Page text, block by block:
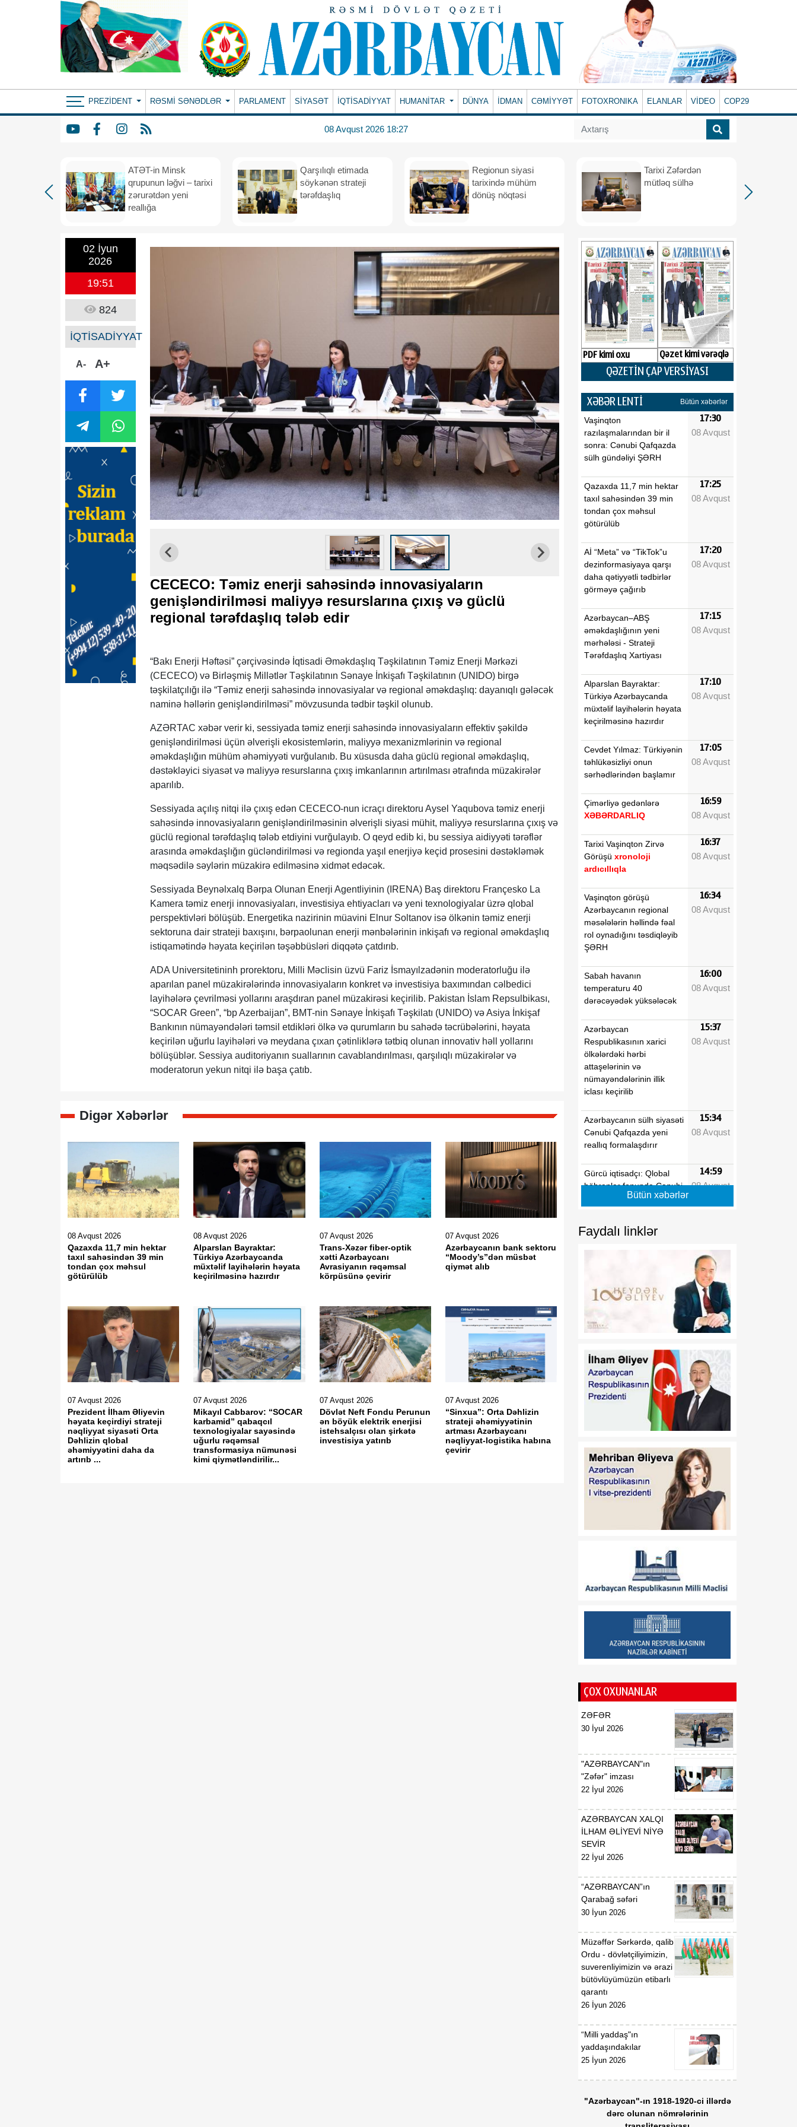
PREZIDENT RƏSMI SƏNƏDLƏR PARLAMENT SİYASƏT İQTİSADİYYAT HUMANITAR DÜNYA İDMAN CƏMİYYƏT FOTOXRONIKA ELANLAR VİDEO COP29
08 Avqust 2026 18:27
ATƏT-in Minsk
qrupunun ləğvi – tarixi
zərurətdən yeni
reallığa
Qarşılıqlı etimada
söykənən strateji
tərəfdaşlıq
Regionun siyasi
tarixində mühüm
dönüş nöqtəsi
Tarixi Zəfərdən
mütləq sülhə
02 İyun
2026
19:51
824
İQTİSADİYYAT
A- A+
CECECO: Təmiz enerji sahəsində innovasiyaların
genişləndirilməsi maliyyə resurslarına çıxış və güclü
regional tərəfdaşlıq tələb edir
“Bakı Enerji Həftəsi” çərçivəsində İqtisadi Əməkdaşlıq Təşkilatının Təmiz Enerji Mərkəzi
(CECECO) və Birləşmiş Millətlər Təşkilatının Sənaye İnkişafı Təşkilatının (UNIDO) birgə
təşkilatçılığı ilə “Təmiz enerji sahəsində innovasiyalar və regional əməkdaşlıq: dayanıqlı gələcək
naminə həllərin genişləndirilməsi” mövzusunda tədbir təşkil olunub.
AZƏRTAC xəbər verir ki, sessiyada təmiz enerji sahəsində innovasiyaların effektiv şəkildə
genişləndirilməsi üçün əlverişli ekosistemlərin, maliyyə mexanizmlərinin və regional
əməkdaşlığın mühüm əhəmiyyəti vurğulanıb. Bu xüsusda daha güclü regional əməkdaşlıq,
dəstəkləyici siyasət və maliyyə resurslarına çıxış imkanlarının artırılması ətrafında müzakirələr
aparılıb.
Sessiyada açılış nitqi ilə çıxış edən CECECO-nun icraçı direktoru Aysel Yaqubova təmiz enerji
sahəsində innovasiyaların genişləndirilməsinin əlverişli siyasi mühit, maliyyə resurslarına çıxış və
güclü regional tərəfdaşlıq tələb etdiyini vurğulayıb. O qeyd edib ki, bu sessiya aidiyyəti tərəflər
arasında əməkdaşlığın gücləndirilməsi və regionda yaşıl enerjiyə keçid prosesini dəstəkləmək
məqsədilə səylərin müzakirə edilməsinə xidmət edəcək.
Sessiyada Beynəlxalq Bərpa Olunan Enerji Agentliyinin (IRENA) Baş direktoru Françesko La
Kamera təmiz enerji innovasiyaları, investisiya ehtiyacları və yeni texnologiyalar üzrə qlobal
perspektivləri bölüşüb. Energetika nazirinin müavini Elnur Soltanov isə ölkənin təmiz enerji
sektoruna dair strateji baxışını, bərpaolunan enerji mənbələrinin inkişafı və regional əməkdaşlıq
istiqamətində həyata keçirilən təşəbbüsləri diqqətə çatdırıb.
ADA Universitetininh prorektoru, Milli Məclisin üzvü Fariz İsmayılzadənin moderatorluğu ilə
aparılan panel müzakirələrində innovasiyaların konkret və investisiya baxımından cəlbedici
layihələrə çevrilməsi yollarını araşdıran panel müzakirəsi keçirilib. Pakistan İslam Repsulbikası,
“SOCAR Green”, “bp Azerbaijan”, BMT-nin Sənaye İnkişafı Təşkilatı (UNIDO) və Asiya İnkişaf
Bankının nümayəndələri təmsil etdikləri ölkə və qurumların bu sahədə təcrübələrini, həyata
keçirilən uğurlu layihələri və meydana çıxan çətinliklərə tətbiq olunan innovativ həll yollarını
bölüşüblər. Sessiya auditoriyanın suallarının cavablandırılması, qarşılıqlı müzakirələr və
moderatorun yekun nitqi ilə başa çatıb.
Digər Xəbərlər
08 Avqust 2026
Qazaxda 11,7 min hektar
taxıl sahəsindən 39 min
tondan çox məhsul
götürülüb
08 Avqust 2026
Alparslan Bayraktar:
Türkiyə Azərbaycanda
müxtəlif layihələrin həyata
keçirilməsinə hazırdır
07 Avqust 2026
Trans-Xəzər fiber-optik
xətti Azərbaycanı
Avrasiyanın rəqəmsal
körpüsünə çevirir
07 Avqust 2026
Azərbaycanın bank sektoru
“Moody’s”dən müsbət
qiymət alıb
07 Avqust 2026
Prezident İlham Əliyevin
həyata keçirdiyi strateji
nəqliyyat siyasəti Orta
Dəhlizin qlobal
əhəmiyyətini daha da
artırıb ...
07 Avqust 2026
Mikayıl Cabbarov: “SOCAR
karbamid” qabaqcıl
texnologiyalar sayəsində
uğurlu rəqəmsal
transformasiya nümunəsi
kimi qiymətləndirilir...
07 Avqust 2026
Dövlət Neft Fondu Perunun
ən böyük elektrik enerjisi
istehsalçısı olan şirkətə
investisiya yatırıb
07 Avqust 2026
“Sinxua”: Orta Dəhlizin
strateji əhəmiyyətinin
artması Azərbaycanı
nəqliyyat-logistika habına
çevirir
PDF kimi oxu Qəzet kimi vərəqlə
QƏZETİN ÇAP VERSİYASI
XƏBƏR LENTİ Bütün xəbərlər
Vaşinqton
razılaşmalarından bir il
sonra: Cənubi Qafqazda
sülh gündəliyi ŞƏRH
17:30
08 Avqust
Qazaxda 11,7 min hektar
taxıl sahəsindən 39 min
tondan çox məhsul
götürülüb
17:25
08 Avqust
Aİ “Meta” və “TikTok”u
dezinformasiyaya qarşı
daha qətiyyətli tədbirlər
görməyə çağırıb
17:20
08 Avqust
Azərbaycan–ABŞ
əməkdaşlığının yeni
mərhələsi - Strateji
Tərəfdaşlıq Xartiyası
17:15
08 Avqust
Alparslan Bayraktar:
Türkiyə Azərbaycanda
müxtəlif layihələrin həyata
keçirilməsinə hazırdır
17:10
08 Avqust
Cevdet Yılmaz: Türkiyənin
təhlükəsizliyi onun
sərhədlərindən başlamır
17:05
08 Avqust
Çimərliyə gedənlərə
XƏBƏRDARLIQ
16:59
08 Avqust
Tarixi Vaşinqton Zirvə
Görüşü xronoloji
ardıcıllıqla
16:37
08 Avqust
Vaşinqton görüşü
Azərbaycanın regional
məsələlərin həllində fəal
rol oynadığını təsdiqləyib
ŞƏRH
16:34
08 Avqust
Sabah havanın
temperaturu 40
dərəcəyədək yüksələcək
16:00
08 Avqust
Azərbaycan
Respublikasının xarici
ölkələrdəki hərbi
attaşelərinin və
nümayəndələrinin illik
iclası keçirilib
15:37
08 Avqust
Azərbaycanın sülh siyasəti
Cənubi Qafqazda yeni
reallıq formalaşdırır
15:34
08 Avqust
Gürcü iqtisadçı: Qlobal
böhranlar fonunda Cənubi
Qafqaz özünü regional
14:59
08 Avqust
Tarixi Vaşinqton görüşü
14:09
08 Avqust
Rusiya regionlarına PUA
yeddi nəfər xəsarət alıb
13:42
08 Avqust
Sülh və strateji tərəfdaşlıq
oyun qaydalarını dəyişir
08 Avqust
Valeri Çeçelaşvili:
Vaşinqton Sammiti Cənubi
Qafqazda sülh üçün
13:32
08 Avqust
Vaşinqton görüşləri
Azərbaycanın zəfər
diplomatiyasında yeni
13:19
08 Avqust
Prezidentin Mətbuat
13:03
Vaşinqton görüşü sülh
prosesinin və ABŞ ilə
dönüş nöqtəsidir
08 Avqust
razılaşmaları Cənubi
rolunu oynayır
Bütün xəbərlər
Faydalı linklər
ÇOX OXUNANLAR
ZƏFƏR
30 İyul 2026
"AZƏRBAYCAN"ın
"Zəfər" imzası
22 İyul 2026
AZƏRBAYCAN XALQI
İLHAM ƏLİYEVİ NİYƏ
SEVİR
22 İyul 2026
“AZƏRBAYCAN”ın
Qarabağ səfəri
30 İyun 2026
Müzəffər Sərkərdə, qalib
Ordu - dövlətçiliyimizin,
suverenliyimizin və ərazi
bütövlüyümüzün etibarlı
qarantı
26 İyun 2026
“Milli yaddaş"ın
yaddaşındakılar
25 İyun 2026
"Azərbaycan"-ın 1918-1920-ci illərdə
dərc olunan nömrələrinin